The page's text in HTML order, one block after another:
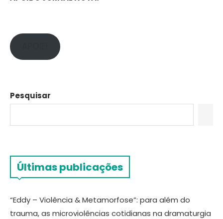
Pesquisar
Últimas publicações
“Eddy – Violência & Metamorfose”: para além do
trauma, as microviolências cotidianas na dramaturgia